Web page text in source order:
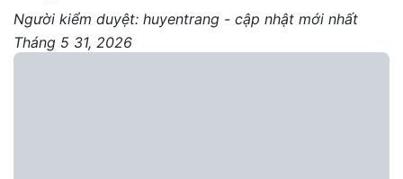
Người kiểm duyệt: huyentrang - cập nhật mới nhất
Tháng 5 31, 2026